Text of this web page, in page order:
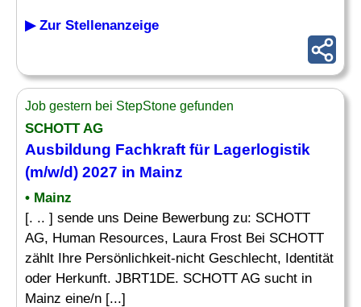
▶ Zur Stellenanzeige
Job gestern bei StepStone gefunden
SCHOTT AG
Ausbildung Fachkraft für Lagerlogistik
(m/w/d) 2027 in Mainz
• Mainz
[. .. ] sende uns Deine Bewerbung zu: SCHOTT
AG, Human Resources, Laura Frost Bei SCHOTT
zählt Ihre Persönlichkeit-nicht Geschlecht, Identität
oder Herkunft. JBRT1DE. SCHOTT AG sucht in
Mainz eine/n [...]